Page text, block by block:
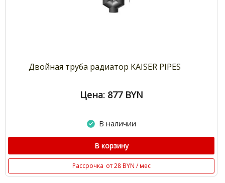
Двойная труба радиатор KAISER PIPES
Цена: 877 BYN
В наличии
В корзину
Рассрочка от 28 BYN / мес